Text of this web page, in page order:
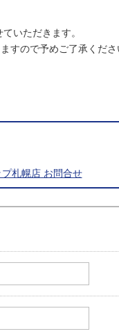
いただきます。
すので予めご了承くださ
札幌店 お問合せ